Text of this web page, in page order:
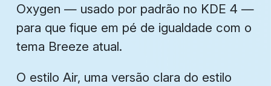
Oxygen — usado por padrão no KDE 4 —
para que fique em pé de igualdade com o
tema Breeze atual.
O estilo Air, uma versão clara do estilo